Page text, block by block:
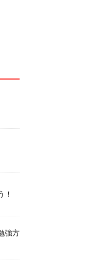
！
強方